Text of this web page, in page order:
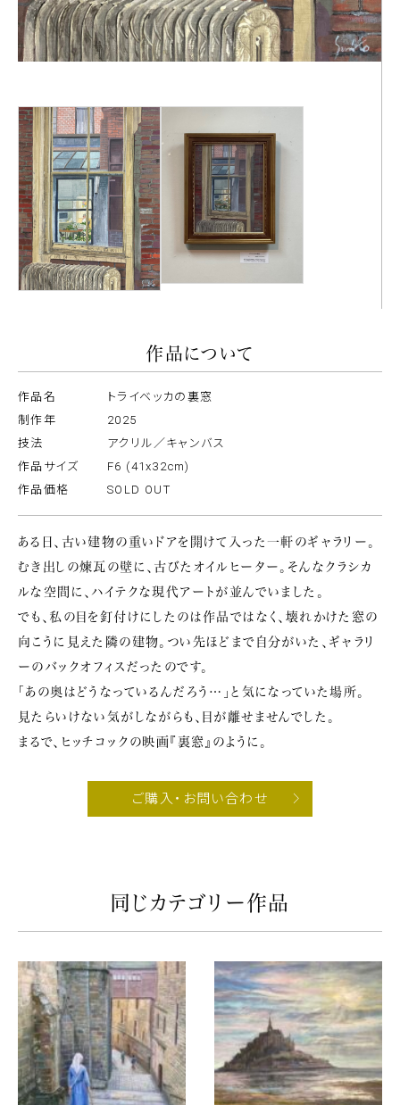
作品について
作品名
トライベッカの裏窓
制作年
2025
技法
アクリル／キャンバス
作品サイズ
F6 (41x32cm)
作品価格
SOLD OUT
ある日、古い建物の重いドアを開けて入った一軒のギャラリー。
むき出しの煉瓦の壁に、古びたオイルヒーター。そんなクラシカ
ルな空間に、ハイテクな現代アートが並んでいました。
でも、私の目を釘付けにしたのは作品ではなく、壊れかけた窓の
向こうに見えた隣の建物。つい先ほどまで自分がいた、ギャラリ
ーのバックオフィスだったのです。
「あの奥はどうなっているんだろう…」と気になっていた場所。
見たらいけない気がしながらも、目が離せませんでした。
まるで、ヒッチコックの映画『裏窓』のように。
ご購入・お問い合わせ
同じカテゴリー作品